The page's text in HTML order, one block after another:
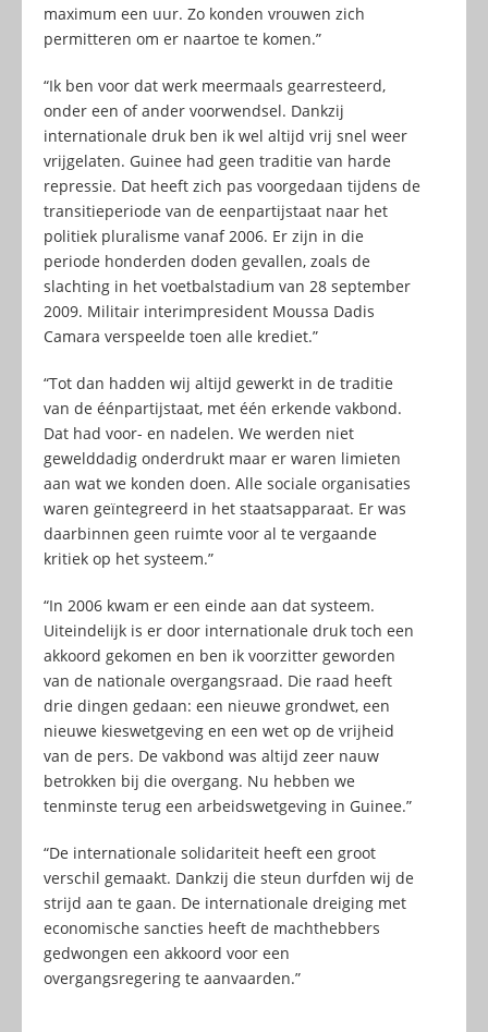
maximum een uur. Zo konden vrouwen zich
permitteren om er naartoe te komen.”
“Ik ben voor dat werk meermaals gearresteerd,
onder een of ander voorwendsel. Dankzij
internationale druk ben ik wel altijd vrij snel weer
vrijgelaten. Guinee had geen traditie van harde
repressie. Dat heeft zich pas voorgedaan tijdens de
transitieperiode van de eenpartijstaat naar het
politiek pluralisme vanaf 2006. Er zijn in die
periode honderden doden gevallen, zoals de
slachting in het voetbalstadium van 28 september
2009. Militair interimpresident Moussa Dadis
Camara verspeelde toen alle krediet.”
“Tot dan hadden wij altijd gewerkt in de traditie
van de éénpartijstaat, met één erkende vakbond.
Dat had voor- en nadelen. We werden niet
gewelddadig onderdrukt maar er waren limieten
aan wat we konden doen. Alle sociale organisaties
waren geïntegreerd in het staatsapparaat. Er was
daarbinnen geen ruimte voor al te vergaande
kritiek op het systeem.”
“In 2006 kwam er een einde aan dat systeem.
Uiteindelijk is er door internationale druk toch een
akkoord gekomen en ben ik voorzitter geworden
van de nationale overgangsraad. Die raad heeft
drie dingen gedaan: een nieuwe grondwet, een
nieuwe kieswetgeving en een wet op de vrijheid
van de pers. De vakbond was altijd zeer nauw
betrokken bij die overgang. Nu hebben we
tenminste terug een arbeidswetgeving in Guinee.”
“De internationale solidariteit heeft een groot
verschil gemaakt. Dankzij die steun durfden wij de
strijd aan te gaan. De internationale dreiging met
economische sancties heeft de machthebbers
gedwongen een akkoord voor een
overgangsregering te aanvaarden.”